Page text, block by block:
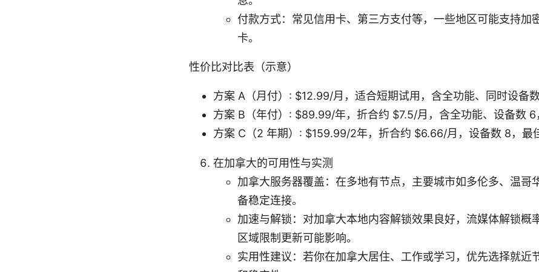
付款方式：常见信用卡、第三方支付等，一些地区可能支持加
卡。
性价比对比表（示意）
方案 A（月付）: $12.99/月，适合短期试用，含全功能、同时设备数
方案 B（年付）: $89.99/年，折合约 $7.5/月，含全功能、设备数 6
方案 C（2 年期）: $159.99/2年，折合约 $6.66/月，设备数 8，最
在加拿大的可用性与实测
加拿大服务器覆盖：在多地有节点，主要城市如多伦多、温哥
备稳定连接。
加速与解锁：对加拿大本地内容解锁效果良好，流媒体解锁概
区域限制更新可能影响。
实用性建议：若你在加拿大居住、工作或学习，优先选择就近